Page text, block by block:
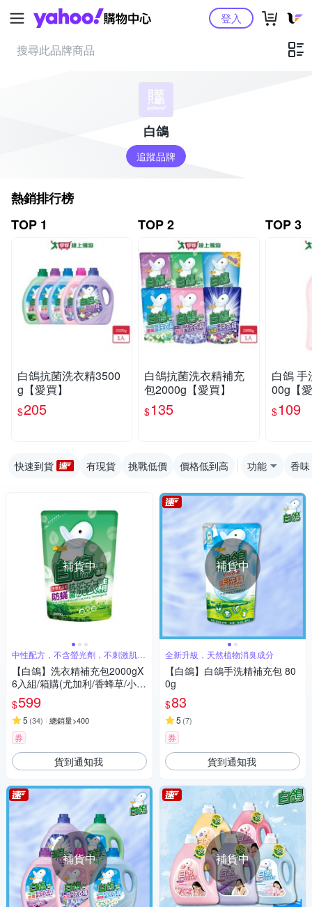
Yahoo購物中心登入
白鴿
追蹤品牌
熱銷排行榜
TOP 1
白鴿抗菌洗衣精3500
g【愛買】
$205
TOP 2
白鴿抗菌洗衣精補充
包2000g【愛買】
$135
TOP 3
白鴿 手
00g【
$109
快速到貨 有現貨 挑戰低價 價格低到高 功能 香味
補貨中
中性配方，不含螢光劑，不刺激肌膚
好安心
【白鴿】洗衣精補充包2000gX
6入組/箱購(尤加利/香蜂草/小蒼
蘭/棉花籽/抗臭/柔順/麝香 7款
任選)
$599
5 (34) 總銷量>400
券
貨到通知我
補貨中
補貨中
全新升級，天然植物消臭成分
【白鴿】白鴿手洗精補充包 80
0g
$83
5 (7)
券
貨到通知我
補貨中